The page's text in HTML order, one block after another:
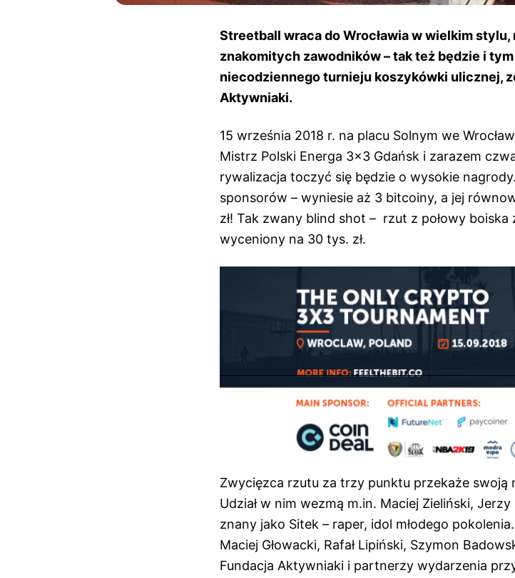
Streetball wraca do Wrocławia w wielkim
znakomitych zawodników – tak też będzie i
niecodziennego turnieju koszykówki ulicznej,
Aktywniaki.
15 września 2018 r. na placu Solnym we
Mistrz Polski Energa 3×3 Gdańsk i zarazem
rywalizacja toczyć się będzie o wysokie
sponsorów – wyniesie aż 3 bitcoiny, a jej
zł! Tak zwany blind shot – rzut z połowy boiska
wyceniony na 30 tys. zł.
Zwycięzca rzutu za trzy punktu przekaże swoją
Udział w nim wezmą m.in. Maciej Zieliński,
znany jako Sitek – raper, idol młodego
Maciej Głowacki, Rafał Lipiński, Szymon
Fundacja Aktywniaki i partnerzy wydarzenia